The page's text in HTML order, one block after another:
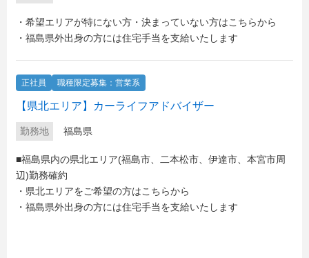
・希望エリアが特にない方・決まっていない方はこちらから
・福島県外出身の方には住宅手当を支給いたします
正社員 職種限定募集：営業系
【県北エリア】カーライフアドバイザー
勤務地 福島県
■福島県内の県北エリア(福島市、二本松市、伊達市、本宮市周
辺)勤務確約
・県北エリアをご希望の方はこちらから
・福島県外出身の方には住宅手当を支給いたします